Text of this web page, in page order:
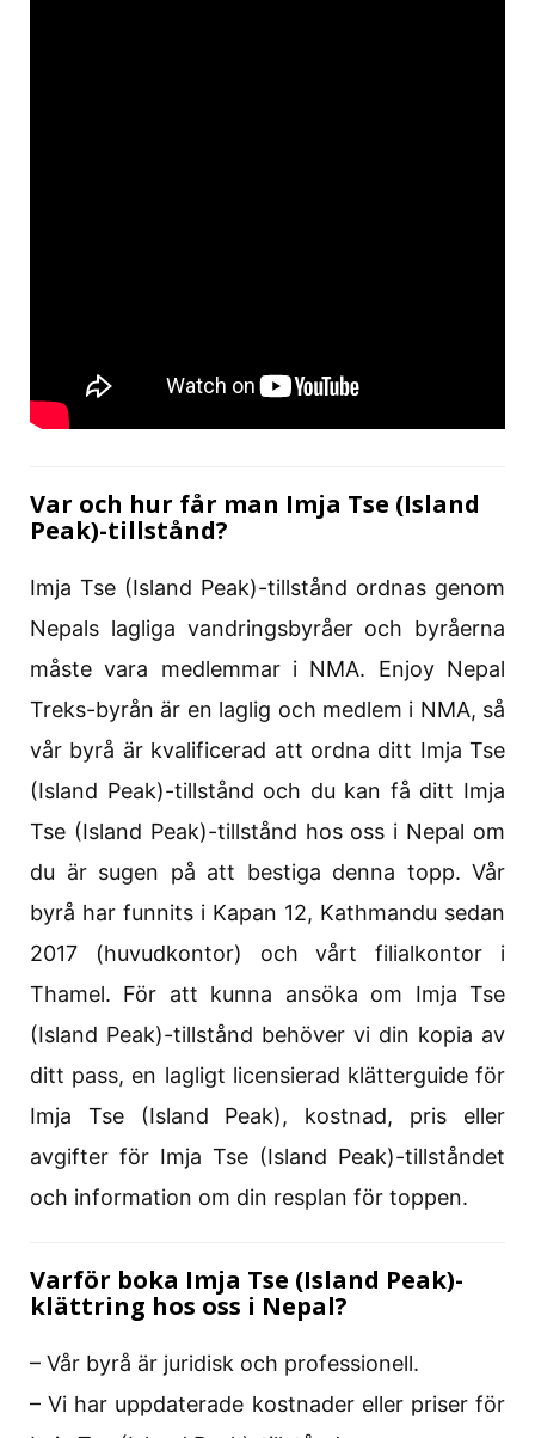
Var och hur får man Imja Tse (Island
Peak)-tillstånd?
Imja Tse (Island Peak)-tillstånd ordnas genom
Nepals lagliga vandringsbyråer och byråerna
måste vara medlemmar i NMA. Enjoy Nepal
Treks-byrån är en laglig och medlem i NMA, så
vår byrå är kvalificerad att ordna ditt Imja Tse
(Island Peak)-tillstånd och du kan få ditt Imja
Tse (Island Peak)-tillstånd hos oss i Nepal om
du är sugen på att bestiga denna topp. Vår
byrå har funnits i Kapan 12, Kathmandu sedan
2017 (huvudkontor) och vårt filialkontor i
Thamel. För att kunna ansöka om Imja Tse
(Island Peak)-tillstånd behöver vi din kopia av
ditt pass, en lagligt licensierad klätterguide för
Imja Tse (Island Peak), kostnad, pris eller
avgifter för Imja Tse (Island Peak)-tillståndet
och information om din resplan för toppen.
Varför boka Imja Tse (Island Peak)-
klättring hos oss i Nepal?
– Vår byrå är juridisk och professionell.
– Vi har uppdaterade kostnader eller priser för